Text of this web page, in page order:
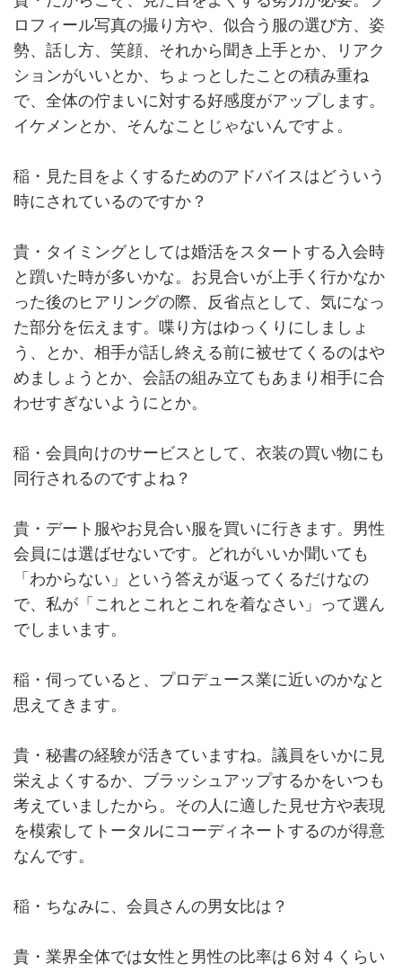
ロフィール写真の撮り方や、似合う服の選び方、姿
勢、話し方、笑顔、それから聞き上手とか、リアク
ションがいいとか、ちょっとしたことの積み重ね
で、全体の佇まいに対する好感度がアップします。
イケメンとか、そんなことじゃないんですよ。
稲・見た目をよくするためのアドバイスはどういう
時にされているのですか？
貴・タイミングとしては婚活をスタートする入会時
と躓いた時が多いかな。お見合いが上手く行かなか
った後のヒアリングの際、反省点として、気になっ
た部分を伝えます。喋り方はゆっくりにしましょ
う、とか、相手が話し終える前に被せてくるのはや
めましょうとか、会話の組み立てもあまり相手に合
わせすぎないようにとか。
稲・会員向けのサービスとして、衣装の買い物にも
同行されるのですよね？
貴・デート服やお見合い服を買いに行きます。男性
会員には選ばせないです。どれがいいか聞いても
「わからない」という答えが返ってくるだけなの
で、私が「これとこれとこれを着なさい」って選ん
でしまいます。
稲・伺っていると、プロデュース業に近いのかなと
思えてきます。
貴・秘書の経験が活きていますね。議員をいかに見
栄えよくするか、ブラッシュアップするかをいつも
考えていましたから。その人に適した見せ方や表現
を模索してトータルにコーディネートするのが得意
なんです。
稲・ちなみに、会員さんの男女比は？
貴・業界全体では女性と男性の比率は６対４くらい